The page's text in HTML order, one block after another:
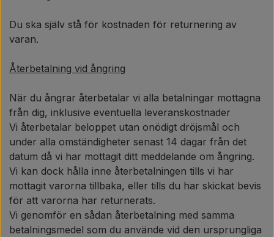
Du ska själv stå för kostnaden för returnering av
varan.
Återbetalning vid ångring
När du ångrar återbetalar vi alla betalningar mottagna
från dig, inklusive eventuella leveranskostnader
Vi återbetalar beloppet utan onödigt dröjsmål och
under alla omständigheter senast 14 dagar från det
datum då vi har mottagit ditt meddelande om ångring.
Vi kan dock hålla inne återbetalningen tills vi har
mottagit varorna tillbaka, eller tills du har skickat bevis
för att varorna har returnerats.
Vi genomför en sådan återbetalning med samma
betalningsmedel som du använde vid den ursprungliga